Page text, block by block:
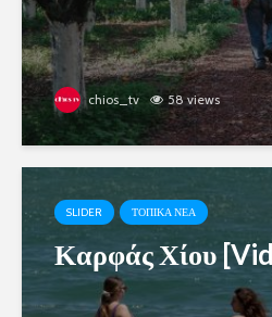
chios_tv 58 views
SLIDER ΤΟΠΙΚΑ ΝΕΑ
Καρφάς Χίου